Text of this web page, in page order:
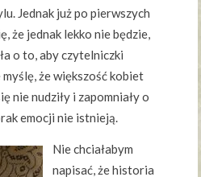
Jednak już po pierwszych
że jednak lekko nie będzie,
o to, aby czytelniczki
że większość kobiet
nie nudziły i zapomniały o
emocji nie istnieją.
Nie chciałabym
napisać, że historia